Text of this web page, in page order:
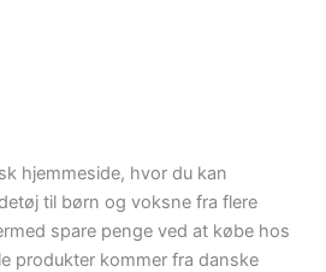
hjemmeside, hvor du kan
til børn og voksne fra flere
spare penge ved at købe hos
produkter kommer fra danske